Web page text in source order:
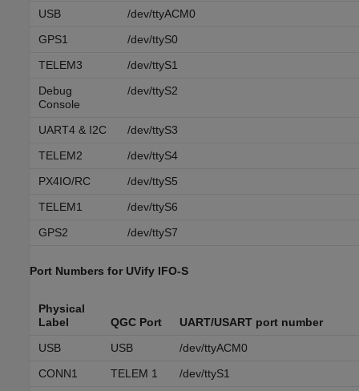
USB
/dev/ttyACM0
GPS1
/dev/ttyS0
TELEM3
/dev/ttyS1
Debug
Console
/dev/ttyS2
UART4 & I2C
/dev/ttyS3
TELEM2
/dev/ttyS4
PX4IO/RC
/dev/ttyS5
TELEM1
/dev/ttyS6
GPS2
/dev/ttyS7
Port Numbers for UVify IFO-S
Physical
Label
QGC Port
UART/USART port number
USB
USB
/dev/ttyACM0
CONN1
TELEM 1
/dev/ttyS1